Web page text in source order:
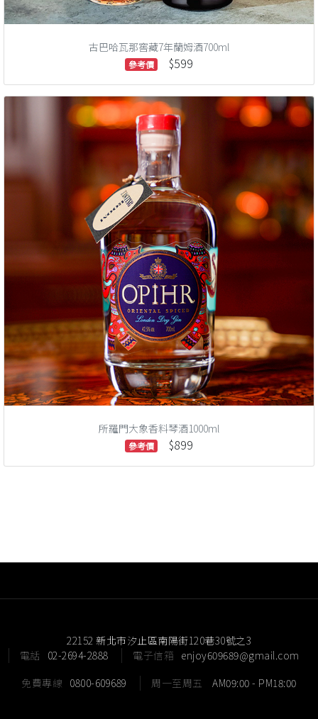
古巴哈瓦那窖藏7年蘭姆酒700ml
參考價 $599
所羅門大象香料琴酒1000ml
參考價 $899
22152 新北市汐止區南陽街120巷30號之3
電話 02-2694-2888 電子信箱 enjoy609689@gmail.com
免費專線 0800-609689 周一至周五 AM09:00 - PM18:00